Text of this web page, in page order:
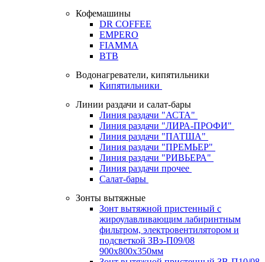
Кофемашины
DR COFFEE
EMPERO
FIAMMA
BTB
Водонагреватели, кипятильники
Кипятильники
Линии раздачи и салат-бары
Линия раздачи "АСТА"
Линия раздачи "ЛИРА-ПРОФИ"
Линия раздачи "ПАТША"
Линия раздачи "ПРЕМЬЕР"
Линия раздачи "РИВЬЕРА"
Линия раздачи прочее
Салат-бары
Зонты вытяжные
Зонт вытяжной пристенный с
жироулавливающим лабиринтным
фильтром, электровентилятором и
подсветкой ЗВэ-П09/08
900х800х350мм